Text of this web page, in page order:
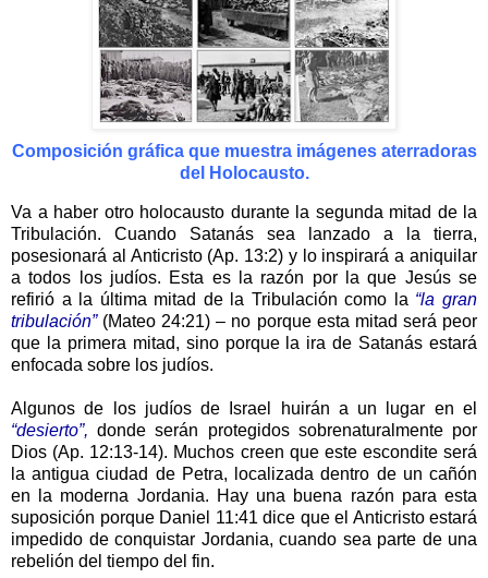
Composición gráfica que muestra imágenes aterradoras
del Holocausto.
Va a haber otro holocausto durante la segunda mitad de la
Tribulación. Cuando Satanás sea lanzado a la tierra,
posesionará al Anticristo (Ap. 13:2) y lo inspirará a aniquilar
a todos los judíos. Esta es la razón por la que Jesús se
refirió a la última mitad de la Tribulación como la “la gran
tribulación”(Mateo 24:21) – no porque esta mitad será peor
que la primera mitad, sino porque la ira de Satanás estará
enfocada sobre los judíos.
Algunos de los judíos de Israel huirán a un lugar en el
“desierto”, donde serán protegidos sobrenaturalmente por
Dios (Ap. 12:13-14). Muchos creen que este escondite será
la antigua ciudad de Petra, localizada dentro de un cañón
en la moderna Jordania. Hay una buena razón para esta
suposición porque Daniel 11:41 dice que el Anticristo estará
impedido de conquistar Jordania, cuando sea parte de una
rebelión del tiempo del fin.